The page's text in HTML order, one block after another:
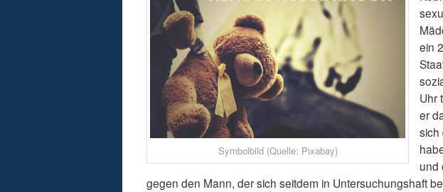
Symbolbild (Quelle: Pixabay)
ein
Uhr
er
sich
und
gegen den Mann, der sich seitdem in Untersuchungshaft